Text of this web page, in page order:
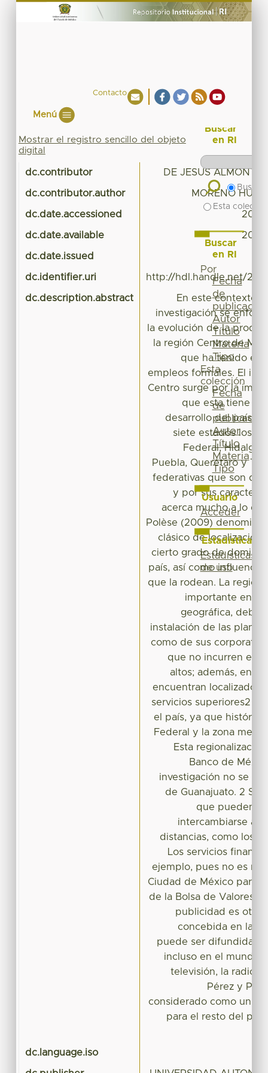
Contacto
Menú
Mostrar el registro sencillo del objeto
digital
dc.contributor DE JESUS
dc.contributor.author MORENO
dc.date.accessioned
dc.date.available
dc.date.issued
dc.identifier.uri http://hdl.handle.net/
dc.description.abstract
En este contexto,
investigación se
la evolución de la
la región Centro de
que ha tenido en
empleos formales. El
Centro surge por la
que esta tiene
desarrollo del país.
siete estados los
Federal, Hidalgo,
Puebla, Querétaro y
federativas que son de
y por sus
acerca mucho a lo
Polèse (2009)
clásico de
cierto grado de
país, así como influencia
que la rodean. La región
importante en
geográfica,
instalación de las
como de sus
que no incurren en
altos; además, en la
encuentran localizados
servicios superiores2
el país, ya que
Federal y la zona
Esta
Banco de
investigación no se
de Guanajuato. 2 Se
que pueden,
intercambiarse a
distancias, como los
Los servicios
ejemplo, pues no es
Ciudad de México para
de la Bolsa de Valores
publicidad es otro
concebida en la
puede ser difundida al
incluso en el
televisión, la radio e
Pérez y
considerado como un
para el resto del
dc.language.iso
Buscar
en RI
Buscar
Esta
Buscar
en RI
Por
Fecha
de
publicación
Autor
Título
Materia
Tipo
Esta
colección
Fecha
de
publicación
Autor
Título
Materia
Tipo
Usuario
Acceder
Estadísticas
Estadísticas
de uso